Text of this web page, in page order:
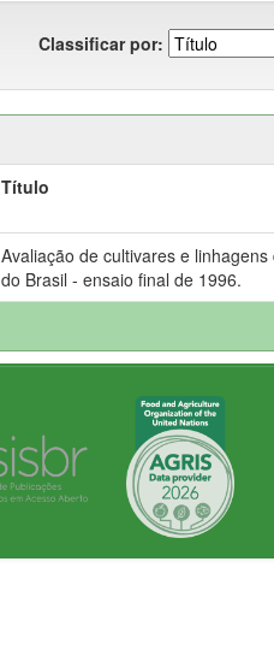
Classificar por:
Título
Avaliação de cultivares e
do Brasil - ensaio final de 1996.